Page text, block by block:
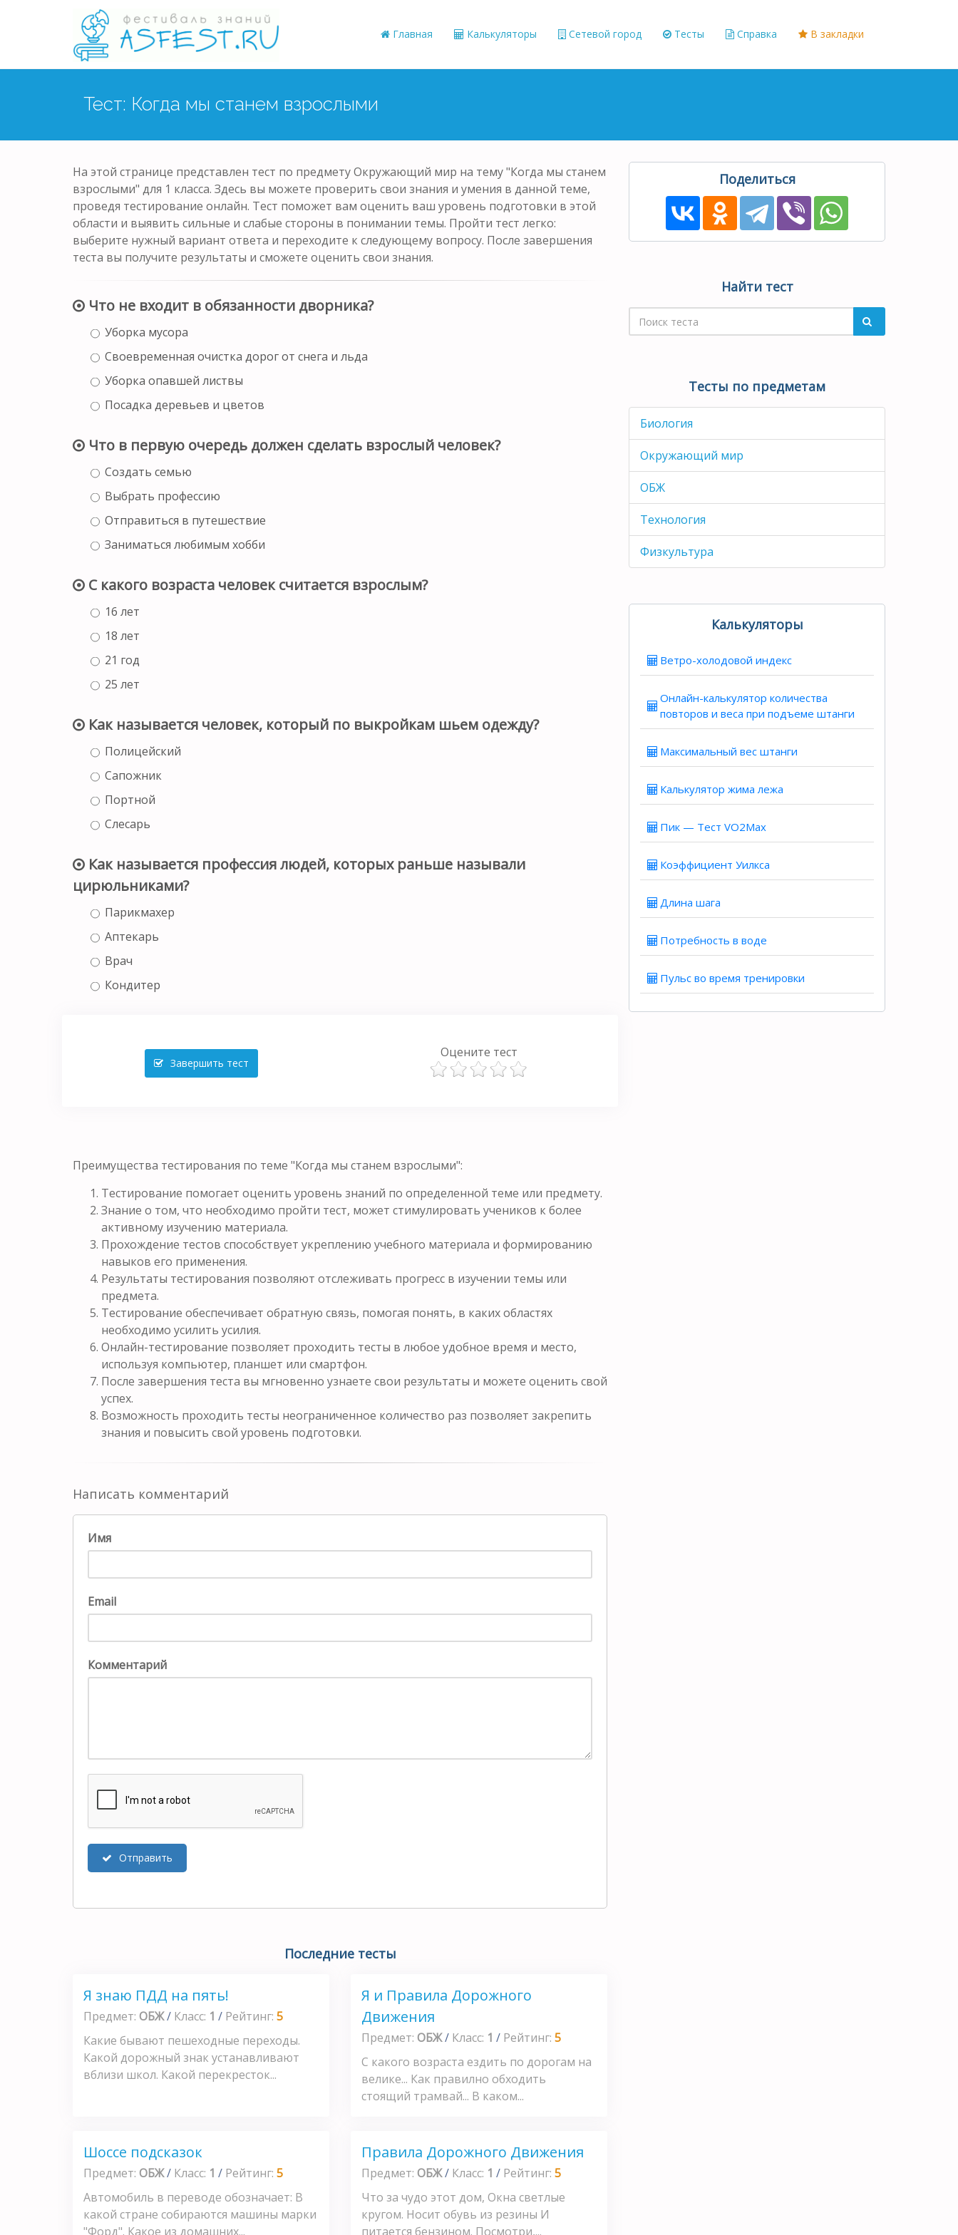
Главная Калькуляторы Сетевой город Тесты Справка В закладки
Тест: Когда мы станем взрослыми
На этой странице представлен тест по предмету Окружающий мир на тему "Когда мы станем
взрослыми" для 1 класса. Здесь вы можете проверить свои знания и умения в данной теме,
проведя тестирование онлайн. Тест поможет вам оценить ваш уровень подготовки в этой
области и выявить сильные и слабые стороны в понимании темы. Пройти тест легко:
выберите нужный вариант ответа и переходите к следующему вопросу. После завершения
теста вы получите результаты и сможете оценить свои знания.
Что не входит в обязанности дворника?
Уборка мусора
Своевременная очистка дорог от снега и льда
Уборка опавшей листвы
Посадка деревьев и цветов
Что в первую очередь должен сделать взрослый человек?
Создать семью
Выбрать профессию
Отправиться в путешествие
Заниматься любимым хобби
С какого возраста человек считается взрослым?
16 лет
18 лет
21 год
25 лет
Как называется человек, который по выкройкам шьем одежду?
Полицейский
Сапожник
Портной
Слесарь
Как называется профессия людей, которых раньше называли
цирюльниками?
Парикмахер
Аптекарь
Врач
Кондитер
Завершить тест
Оцените тест
Преимущества тестирования по теме "Когда мы станем взрослыми":
Тестирование помогает оценить уровень знаний по определенной теме или предмету.
Знание о том, что необходимо пройти тест, может стимулировать учеников к более
активному изучению материала.
Прохождение тестов способствует укреплению учебного материала и формированию
навыков его применения.
Результаты тестирования позволяют отслеживать прогресс в изучении темы или
предмета.
Тестирование обеспечивает обратную связь, помогая понять, в каких областях
необходимо усилить усилия.
Онлайн-тестирование позволяет проходить тесты в любое удобное время и место,
используя компьютер, планшет или смартфон.
После завершения теста вы мгновенно узнаете свои результаты и можете оценить свой
успех.
Возможность проходить тесты неограниченное количество раз позволяет закрепить
знания и повысить свой уровень подготовки.
Написать комментарий
Имя
Email
Комментарий
Отправить
Последние тесты
Я знаю ПДД на пять!
Предмет: ОБЖ/ Класс: 1 / Рейтинг: 5
Какие бывают пешеходные переходы.
Какой дорожный знак устанавливают
вблизи школ. Какой перекресток...
Я и Правила Дорожного
Движения
Предмет: ОБЖ/ Класс: 1 / Рейтинг: 5
С какого возраста ездить по дорогам на
велике... Как правилно обходить
стоящий трамвай... В каком...
Шоссе подсказок
Предмет: ОБЖ/ Класс: 1 / Рейтинг: 5
Автомобиль в переводе обозначает: В
какой стране собираются машины марки
"Форд". Какое из домашних...
Правила Дорожного Движения
Предмет: ОБЖ/ Класс: 1 / Рейтинг: 5
Что за чудо этот дом, Окна светлые
кругом. Носит обувь из резины И
питается бензином. Посмотри,...
Поделиться
Найти тест
Тесты по предметам
Биология
Окружающий мир
ОБЖ
Технология
Физкультура
Калькуляторы
Ветро-холодовой индекс
Онлайн-калькулятор количества
повторов и веса при подъеме штанги
Максимальный вес штанги
Калькулятор жима лежа
Пик — Тест VO2Max
Коэффициент Уилкса
Длина шага
Потребность в воде
Пульс во время тренировки